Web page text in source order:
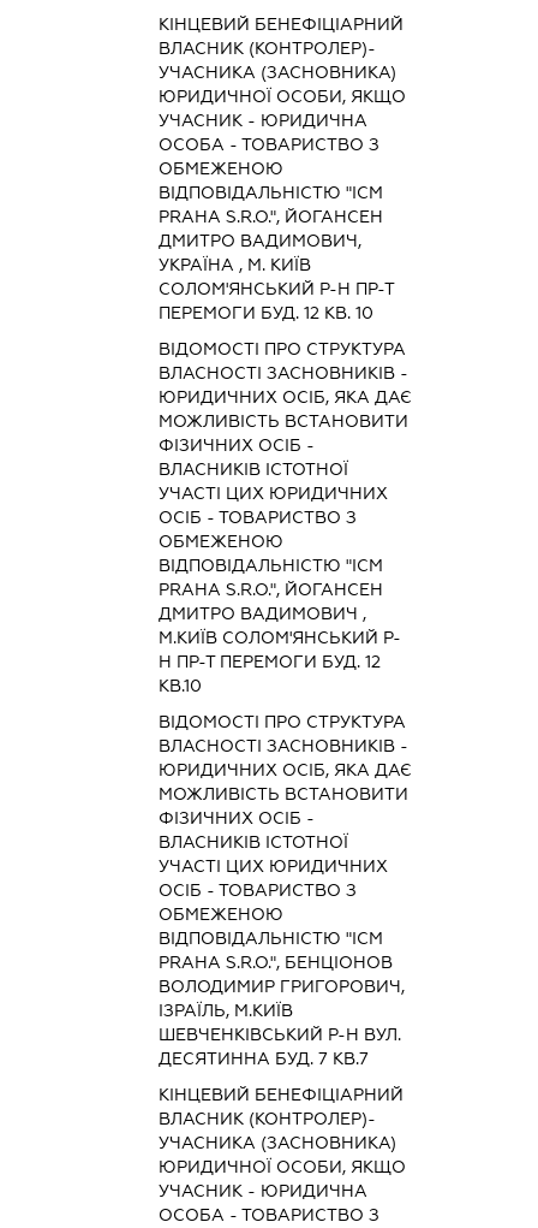
КІНЦЕВИЙ БЕНЕФІЦІАРНИЙ
ВЛАСНИК (КОНТРОЛЕР)-
УЧАСНИКА (ЗАСНОВНИКА)
ЮРИДИЧНОЇ ОСОБИ, ЯКЩО
УЧАСНИК - ЮРИДИЧНА
ОСОБА - ТОВАРИСТВО З
ОБМЕЖЕНОЮ
ВІДПОВІДАЛЬНІСТЮ "ICM
PRAHA S.R.O.", ЙОГАНСЕН
ДМИТРО ВАДИМОВИЧ,
УКРАЇНА , М. КИЇВ
СОЛОМ'ЯНСЬКИЙ Р-Н ПР-Т
ПЕРЕМОГИ БУД. 12 КВ. 10
ВІДОМОСТІ ПРО СТРУКТУРА
ВЛАСНОСТІ ЗАСНОВНИКІВ -
ЮРИДИЧНИХ ОСІБ, ЯКА ДАЄ
МОЖЛИВІСТЬ ВСТАНОВИТИ
ФІЗИЧНИХ ОСІБ -
ВЛАСНИКІВ ІСТОТНОЇ
УЧАСТІ ЦИХ ЮРИДИЧНИХ
ОСІБ - ТОВАРИСТВО З
ОБМЕЖЕНОЮ
ВІДПОВІДАЛЬНІСТЮ "ICM
PRAHA S.R.O.", ЙОГАНСЕН
ДМИТРО ВАДИМОВИЧ ,
М.КИЇВ СОЛОМ'ЯНСЬКИЙ Р-
Н ПР-Т ПЕРЕМОГИ БУД. 12
КВ.10
ВІДОМОСТІ ПРО СТРУКТУРА
ВЛАСНОСТІ ЗАСНОВНИКІВ -
ЮРИДИЧНИХ ОСІБ, ЯКА ДАЄ
МОЖЛИВІСТЬ ВСТАНОВИТИ
ФІЗИЧНИХ ОСІБ -
ВЛАСНИКІВ ІСТОТНОЇ
УЧАСТІ ЦИХ ЮРИДИЧНИХ
ОСІБ - ТОВАРИСТВО З
ОБМЕЖЕНОЮ
ВІДПОВІДАЛЬНІСТЮ "ICM
PRAHA S.R.O.", БЕНЦІОНОВ
ВОЛОДИМИР ГРИГОРОВИЧ,
ІЗРАЇЛЬ, М.КИЇВ
ШЕВЧЕНКІВСЬКИЙ Р-Н ВУЛ.
ДЕСЯТИННА БУД. 7 КВ.7
КІНЦЕВИЙ БЕНЕФІЦІАРНИЙ
ВЛАСНИК (КОНТРОЛЕР)-
УЧАСНИКА (ЗАСНОВНИКА)
ЮРИДИЧНОЇ ОСОБИ, ЯКЩО
УЧАСНИК - ЮРИДИЧНА
ОСОБА - ТОВАРИСТВО З